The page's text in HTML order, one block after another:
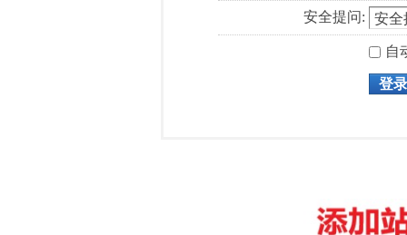
安全提问:
自
登录